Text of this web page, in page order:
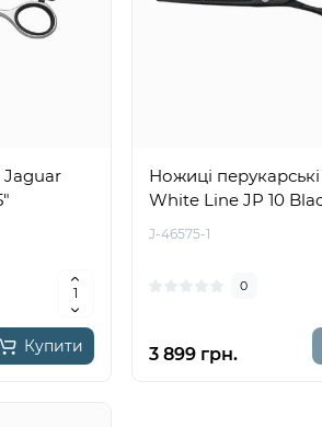
Jaguar
Купити
Ножиці
White Line JP 10
J-46575-1
0
3 899 грн.